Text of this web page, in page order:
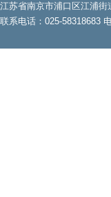
江苏省南京市浦口区江浦
联系电话：025-58318683